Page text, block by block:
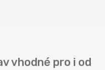
vhodné pro i od